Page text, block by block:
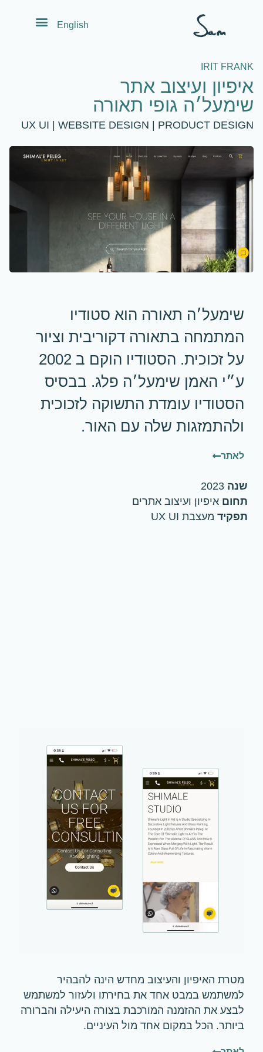
English
IRIT FRANK
איפיון ועיצוב אתר
שימעל׳ה גופי תאורה
UX UI | WEBSITE DESIGN | PRODUCT DESIGN
שימעל׳ה תאורה הוא סטודיו
המתמחה בתאורה דקוריבית וציור
על זכוכית. הסטודיו הוקם ב 2002
ע״י האמן שימעל׳ה פלג. בבסיס
הסטודיו עומדת התשוקה לזכוכית
ולהתמזגות שלה עם האור.
לאתר
שנה
תחום איפיון ועיצוב אתרים
תפקיד מעצבת UX UI
מטרת האיפיון והעיצוב מחדש הינה להבהיר
למשתמש במבט אחד את בחירתו ולעזור למשתמש
לבצע את ההזמנה המורכבת בצורה היעילה והברורה
ביותר. הכל במקום אחד מול העיניים.